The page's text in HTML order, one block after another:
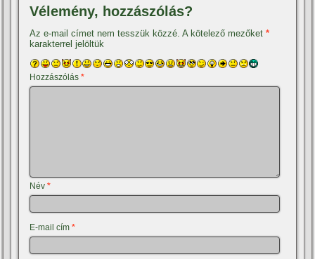
Vélemény, hozzászólás?
Az e-mail címet nem tesszük közzé. A kötelező mezőket*
karakterrel jelöltük
Hozzászólás*
Név*
E-mail cím*